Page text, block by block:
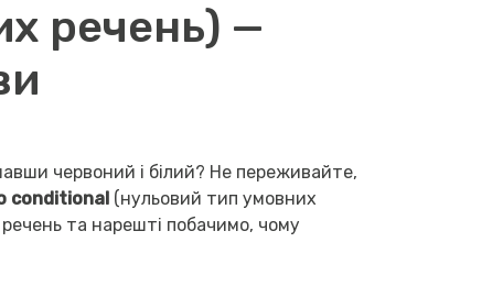
речень) —
червоний і білий? Не переживайте,
conditional (нульовий тип умовних
та нарешті побачимо, чому